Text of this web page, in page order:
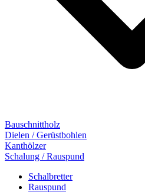
Bauschnittholz
Dielen / Gerüstbohlen
Kanthölzer
Schalung / Rauspund
Schalbretter
Rauspund